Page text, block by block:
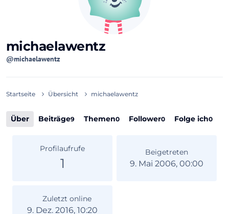
michaelawentz
@michaelawentz
Startseite Übersicht michaelawentz
Über Beiträge9 Themen0 Follower0 Folge ich0
Profilaufrufe
1
Beigetreten
9. Mai 2006, 00:00
Zuletzt online
9. Dez. 2016, 10:20